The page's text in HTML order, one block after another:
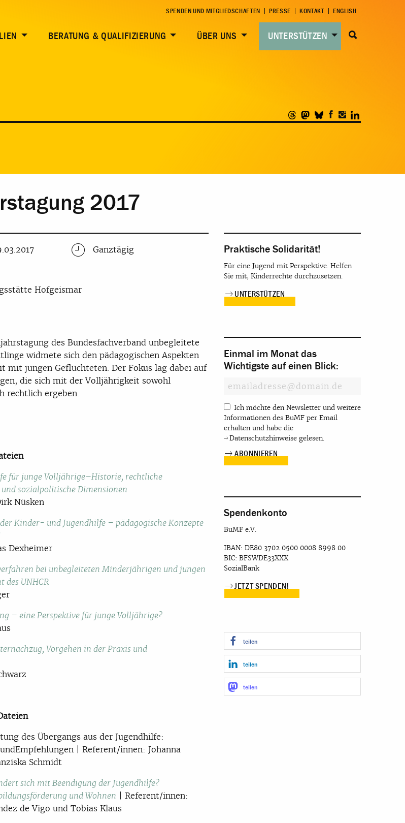
SPENDEN UND MITGLIEDSCHAFTEN PRESSE KONTAKT ENGLISH
BERATUNG & QUALIFIZIERUNG ÜBER UNS UNTERSTÜTZEN
2017
Ganztägig
Hofgeismar
des Bundesfachverband unbegleitete
widmete sich den pädagogischen Aspekten
mit jungen Geflüchteten. Der Fokus lag dabei auf
die sich mit der Volljährigkeit sowohl
rechtlich ergeben.
für junge Volljährige–Historie, rechtliche
sozialpolitische Dimensionen
Nüsken
Kinder- und Jugendhilfe – pädagogische Konzepte
Dexheimer
bei unbegleiteten Minderjährigen und jungen
des UNHCR
– eine Perspektive für junge Volljährige?
Vorgehen in der Praxis und
des Übergangs aus der Jugendhilfe:
| Referent/innen: Johanna
Schmidt
sich mit Beendigung der Jugendhilfe?
und Wohnen | Referent/innen:
de Vigo und Tobias Klaus
Praktische Solidarität!
Für eine Jugend mit Perspektive. Helfen
Sie mit, Kinderrechte durchzusetzen.
UNTERSTÜTZEN
Einmal im Monat das
Wichtigste auf einen Blick:
Ich möchte den Newsletter und weitere
Informationen des BuMF per Email
erhalten und habe die
Datenschutzhinweise gelesen.
Spendenkonto
BuMF e.V.
IBAN: DE80 3702 0500 0008 8998 00
BIC: BFSWDE33XXX
SozialBank
JETZT SPENDEN!
teilen
teilen
teilen